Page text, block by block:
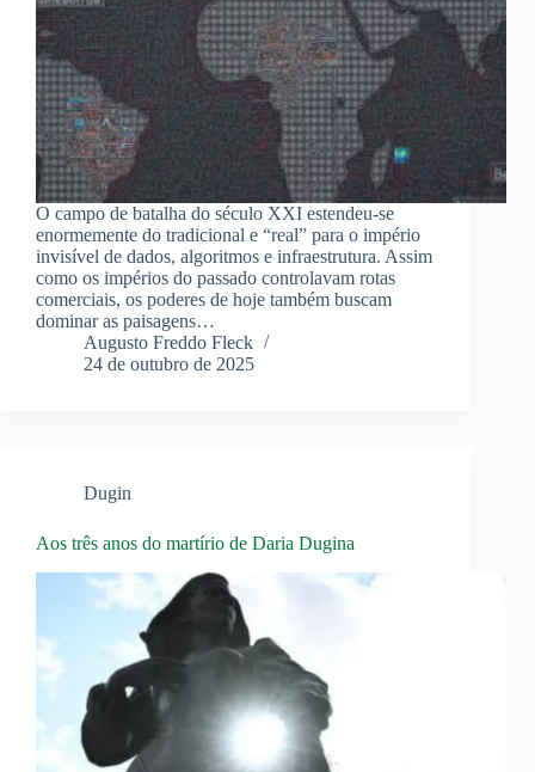
O campo de batalha do século XXI estendeu-se
enormemente do tradicional e “real” para o império
invisível de dados, algoritmos e infraestrutura. Assim
como os impérios do passado controlavam rotas
comerciais, os poderes de hoje também buscam
dominar as paisagens…
Augusto Freddo Fleck
24 de outubro de 2025
Dugin
Aos três anos do martírio de Daria Dugina